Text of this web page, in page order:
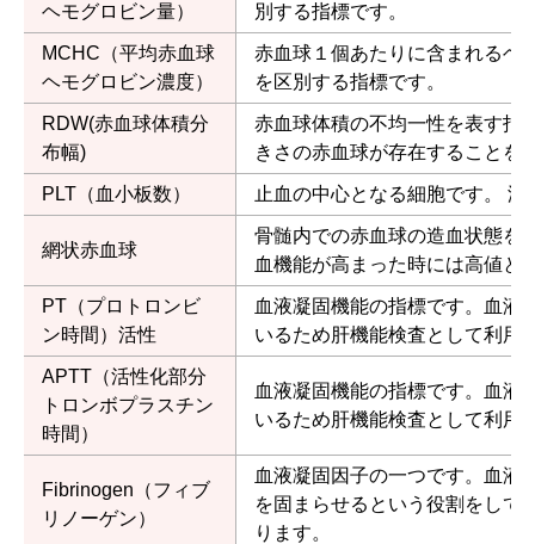
ヘモグロビン量）
別する指標です。
MCHC（平均赤血球
ヘモグロビン濃度）
赤血球１個あたりに含まれるヘ
を区別する指標です。
RDW(赤血球体積分
布幅)
赤血球体積の不均一性を表す指
きさの赤血球が存在することを
PLT（血小板数） 止血の中心となる細胞です。
網状赤血球
骨髄内での赤血球の造血状態を
血機能が高まった時には高値と
PT（プロトロンビ
ン時間）活性
血液凝固機能の指標です。血液
いるため肝機能検査として利用
APTT（活性化部分
トロンボプラスチン
時間）
血液凝固機能の指標です。血液
いるため肝機能検査として利用
Fibrinogen（フィブ
リノーゲン）
血液凝固因子の一つです。血液
を固まらせるという役割をして
ります。